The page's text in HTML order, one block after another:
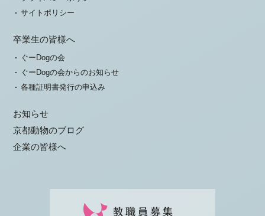
サイトポリシー
卒業生の皆様へ
ぐーDogの会
ぐーDogの会からのお知らせ
各種証明書発行の申込み
お知らせ
京都動物のブログ
企業の皆様へ